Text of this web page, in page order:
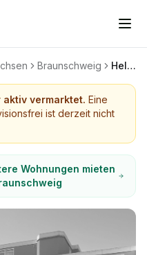
Braunschweig Helle 2-Zimmer-Wohnung mit Balkon, Einbauküche und Fahrstuhl
aktiv vermarktet. Eine
ist derzeit nicht
Wohnungen mieten